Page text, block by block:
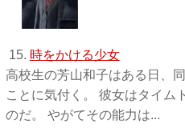
15. 時をかける少女
高校生の芳山和子はある日、
ことに気付く。 彼女はタイム
のだ。 やがてその能力は...